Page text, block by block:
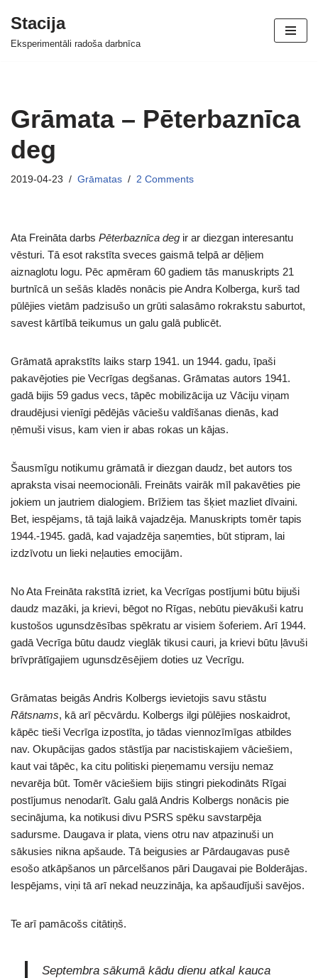
Skip
Stacija
Eksperimentāli radoša darbnīca
Grāmata – Pēterbaznīca
deg
2019-04-23 Grāmatas 2 Comments
Ata Freināta darbs Pēterbaznīca deg ir ar diezgan interesantu
vēsturi. Tā esot rakstīta sveces gaismā telpā ar dēļiem
aiznaglotu logu. Pēc apmēram 60 gadiem tās manuskripts 21
burtnīcā un sešās kladēs nonācis pie Andra Kolberga, kurš tad
pūlējies vietām padzisušo un grūti salasāmo rokrakstu saburtot,
savest kārtībā teikumus un galu galā publicēt.
Grāmatā aprakstīts laiks starp 1941. un 1944. gadu, īpaši
pakavējoties pie Vecrīgas degšanas. Grāmatas autors 1941.
gadā bijis 59 gadus vecs, tāpēc mobilizācija uz Vāciju viņam
draudējusi vienīgi pēdējās vāciešu valdīšanas dienās, kad
ņēmuši visus, kam vien ir abas rokas un kājas.
Šausmīgu notikumu grāmatā ir diezgan daudz, bet autors tos
apraksta visai neemocionāli. Freināts vairāk mīl pakavēties pie
jokiem un jautriem dialogiem. Brīžiem tas šķiet mazliet dīvaini.
Bet, iespējams, tā tajā laikā vajadzēja. Manuskripts tomēr tapis
1944.-1945. gadā, kad vajadzēja saņemties, būt stipram, lai
izdzīvotu un lieki neļauties emocijām.
No Ata Freināta rakstītā izriet, ka Vecrīgas postījumi būtu bijuši
daudz mazāki, ja krievi, bēgot no Rīgas, nebūtu pievākuši katru
kustošos ugunsdzēsības spēkratu ar visiem šoferiem. Arī 1944.
gadā Vecrīga būtu daudz vieglāk tikusi cauri, ja krievi būtu ļāvuši
brīvprātīgajiem ugunsdzēsējiem doties uz Vecrīgu.
Grāmatas beigās Andris Kolbergs ievietojis savu stāstu
Rātsnams, kā arī pēcvārdu. Kolbergs ilgi pūlējies noskaidrot,
kāpēc tieši Vecrīga izpostīta, jo tādas viennozīmīgas atbildes
nav. Okupācijas gados stāstīja par nacistiskajiem vāciešiem,
kaut vai tāpēc, ka citu politiski pieņemamu versiju nemaz
nevarēja būt. Tomēr vāciešiem bijis stingri piekodināts Rīgai
postījumus nenodarīt. Galu galā Andris Kolbergs nonācis pie
secinājuma, ka notikusi divu PSRS spēku savstarpēja
sadursme. Daugava ir plata, viens otru nav atpazinuši un
sākusies nikna apšaude. Tā beigusies ar Pārdaugavas pusē
esošo atkāpšanos un pārcelšanos pāri Daugavai pie Bolderājas.
Iespējams, viņi tā arī nekad neuzzināja, ka apšaudījuši savējos.
Te arī pamācošs citātiņš.
Septembra sākumā kādu dienu atkal kauca